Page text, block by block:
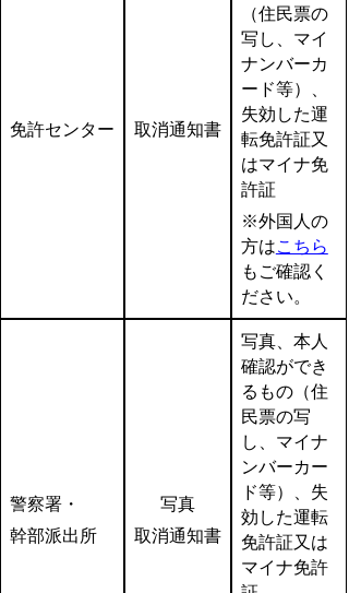
免許センター 取消通知書
（住民票の
写し、マイ
ナンバーカ
ード等）、
失効した運
転免許証又
はマイナ免
許証
※外国人の
方はこちら
もご確認く
ださい。
警察署・
幹部派出所
写真
取消通知書
写真、本人
確認ができ
るもの（住
民票の写
し、マイナ
ンバーカー
ド等）、失
効した運転
免許証又は
マイナ免許